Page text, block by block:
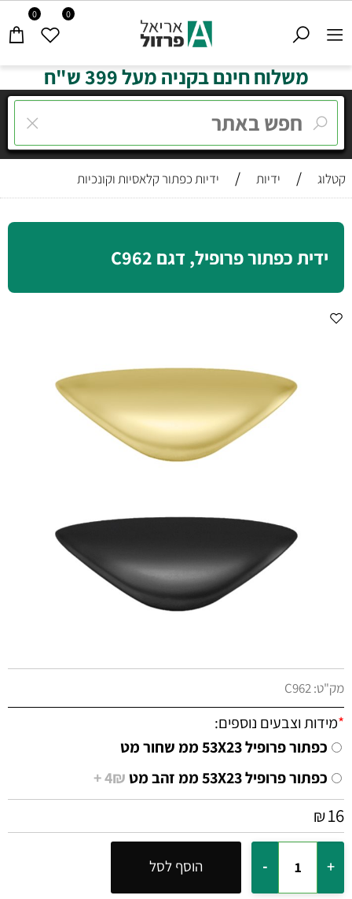
0 0
משלוח חינם בקניה מעל 399 ש"ח
קטלוג / ידיות / ידיות כפתור קלאסיות וקונכיות
ידית כפתור פרופיל, דגם C962
מק"ט:C962
*מידות וצבעים נוספים:
כפתור פרופיל 53X23 ממ שחור מט
כפתור פרופיל 53X23 ממ זהב מט
4₪ +
₪16
הוסף לסל